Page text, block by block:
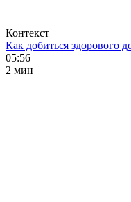
Контекст
Как добиться здорового
05:56
2 мин